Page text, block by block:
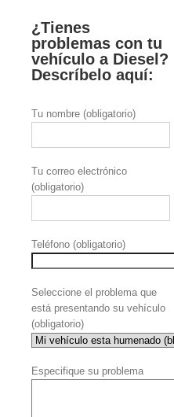
¿Tienes
problemas con tu
vehículo a Diesel?
Descríbelo aquí:
Tu nombre (obligatorio)
Tu correo electrónico
(obligatorio)
Teléfono (obligatorio)
Seleccione el problema que
está presentando su vehículo
(obligatorio)
Especifique su problema